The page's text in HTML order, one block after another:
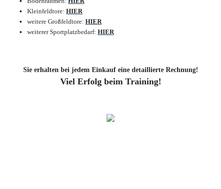
Kleinfeldtore: HIER
weitere Großfeldtore: HIER
weiterer Sportplatzbedarf: HIER
Sie erhalten bei jedem Einkauf eine detaillierte Rechnung!
Viel Erfolg beim Training!